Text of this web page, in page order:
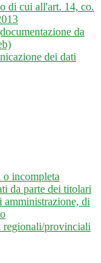
di cui all'art. 14, co.
da
dei dati
o incompleta
da parte dei titolari
di
provinciali